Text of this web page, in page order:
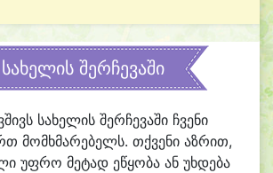
შერჩევაში
სახელის შერჩევაში ჩვენი
მომხმარებელს. თქვენი აზრით,
უფრო მეტად ეწყობა ან უხდება